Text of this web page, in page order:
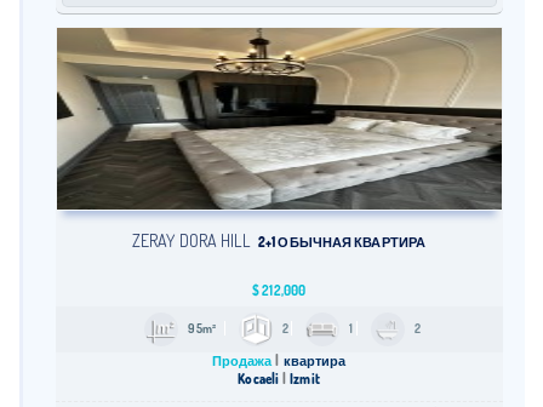
ZERAY DORA HILL 2+1 ОБЫЧНАЯ КВАРТИРА
$212,000
95m² 2 1 2
Продажа
квартира
Kocaeli
İzmit